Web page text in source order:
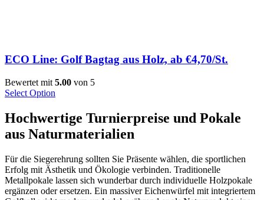
ECO Line: Golf Bagtag aus Holz, ab €4,70/St.
Bewertet mit 5.00 von 5
Select Option
Hochwertige Turnierpreise und Pokale
aus Naturmaterialien
Für die Siegerehrung sollten Sie Präsente wählen, die sportlichen
Erfolg mit Ästhetik und Ökologie verbinden. Traditionelle
Metallpokale lassen sich wunderbar durch individuelle Holzpokale
ergänzen oder ersetzen. Ein massiver Eichenwürfel mit integriertem